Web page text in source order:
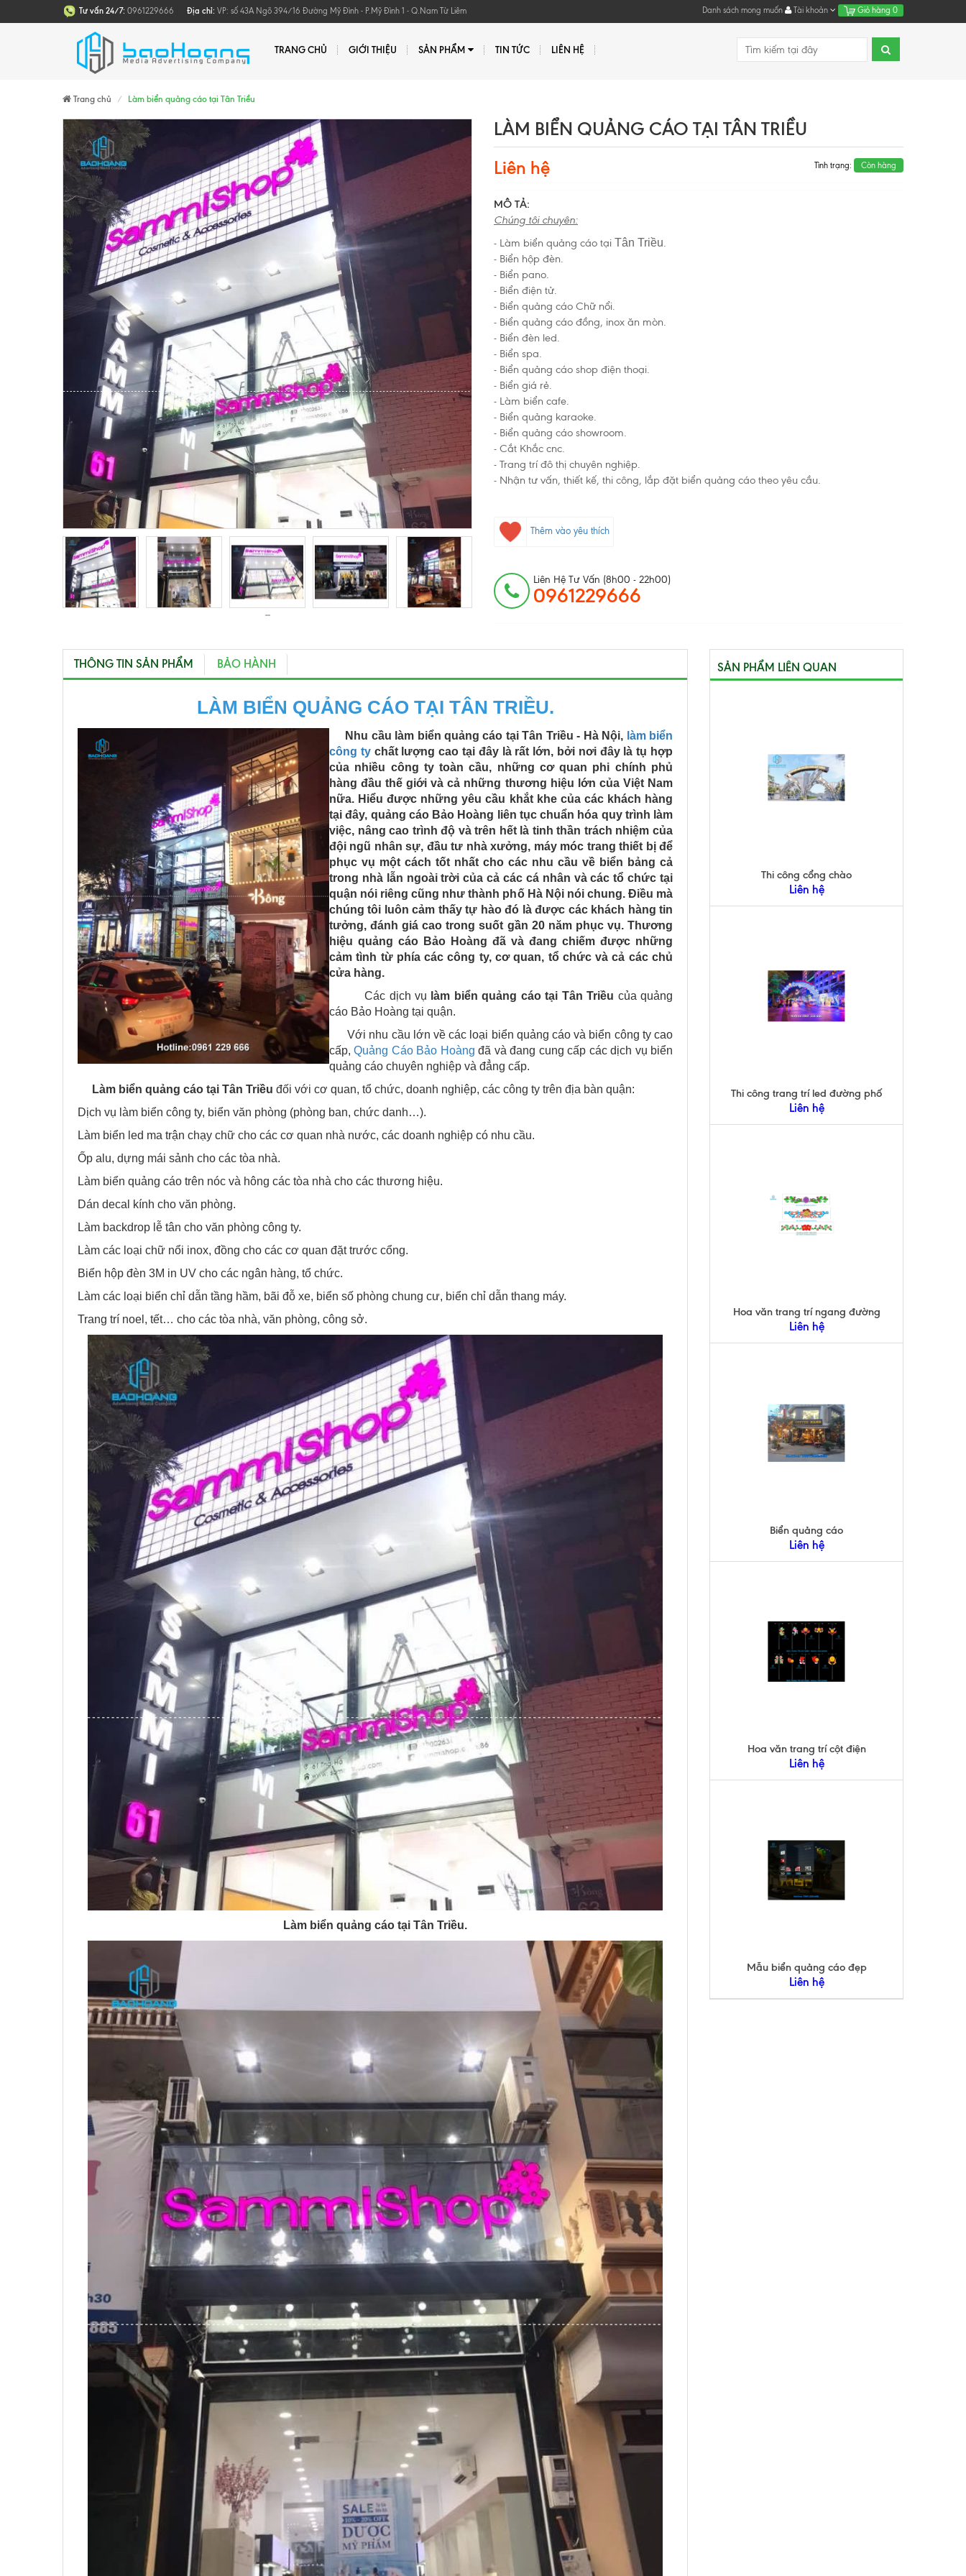
Tư vấn 24/7: 0961229666 Địa chỉ: VP: số 43A Ngõ 394/16 Đường Mỹ Đình - P.Mỹ Đình 1 - Q.Nam Từ Liêm Danh sách mong muốn Tài khoản Giỏ hàng 0
TRANG CHỦ GIỚI THIỆU SẢN PHẨM TIN TỨC LIÊN HỆ
Trang chủ Làm biển quảng cáo tại Tân Triều
LÀM BIỂN QUẢNG CÁO TẠI TÂN TRIỀU
Liên hệ
Tình trạng: Còn hàng
MÔ TẢ:
Chúng tôi chuyên:
- Làm biển quảng cáo tại Tân Triều.
- Biển hộp đèn.
- Biển pano.
- Biển điện tử.
- Biển quảng cáo Chữ nổi.
- Biển quảng cáo đồng, inox ăn mòn.
- Biển đèn led.
- Biển spa.
- Biển quảng cáo shop điện thoại.
- Biển giá rẻ.
- Làm biển cafe.
- Biển quảng karaoke.
- Biển quảng cáo showroom.
- Cắt Khắc cnc.
- Trang trí đô thị chuyên nghiệp.
- Nhận tư vấn, thiết kế, thi công, lắp đặt biển quảng cáo theo yêu cầu.
Thêm vào yêu thích
Liên Hệ Tư Vấn (8h00 - 22h00)
0961229666
THÔNG TIN SẢN PHẨM BẢO HÀNH
LÀM BIỂN QUẢNG CÁO TẠI TÂN TRIỀU.
Nhu cầu làm biển quảng cáo tại Tân Triều - Hà Nội, làm biển
công tychất lượng cao tại đây là rất lớn, bởi nơi đây là tụ hợp
của nhiều công ty toàn cầu, những cơ quan phi chính phủ
hàng đầu thế giới và cả những thương hiệu lớn của Việt Nam
nữa. Hiểu được những yêu cầu khắt khe của các khách hàng
tại đây, quảng cáo Bảo Hoàng liên tục chuẩn hóa quy trình làm
việc, nâng cao trình độ và trên hết là tinh thần trách nhiệm của
đội ngũ nhân sự, đầu tư nhà xưởng, máy móc trang thiết bị để
phục vụ một cách tốt nhất cho các nhu cầu về biển bảng cả
trong nhà lẫn ngoài trời của cả các cá nhân và các tổ chức tại
quận nói riêng cũng như thành phố Hà Nội nói chung.Điều mà
chúng tôi luôn cảm thấy tự hào đó là được các khách hàng tin
tưởng, đánh giá cao trong suốt gần 20 năm phục vụ. Thương
hiệu quảng cáo Bảo Hoàng đã và đang chiếm được những
cảm tình từ phía các công ty, cơ quan, tổ chức và cả các chủ
cửa hàng.
Các dịch vụ làm biển quảng cáo tại Tân Triều của quảng
cáo Bảo Hoàng tại quận.
Với nhu cầu lớn về các loại biển quảng cáo và biển công ty cao
cấp,Quảng Cáo Bảo Hoàng đã và đang cung cấp các dịch vụ biển
quảng cáo chuyên nghiệp và đẳng cấp.
Làm biển quảng cáo tại Tân Triều đối với cơ quan, tổ chức, doanh nghiệp, các công ty trên địa bàn quận:
Dịch vụ làm biển công ty, biển văn phòng (phòng ban, chức danh…).
Làm biển led ma trận chạy chữ cho các cơ quan nhà nước, các doanh nghiệp có nhu cầu.
Ốp alu, dựng mái sảnh cho các tòa nhà.
Làm biển quảng cáo trên nóc và hông các tòa nhà cho các thương hiệu.
Dán decal kính cho văn phòng.
Làm backdrop lễ tân cho văn phòng công ty.
Làm các loại chữ nổi inox, đồng cho các cơ quan đặt trước cổng.
Biển hộp đèn 3M in UV cho các ngân hàng, tổ chức.
Làm các loại biển chỉ dẫn tầng hầm, bãi đỗ xe, biển số phòng chung cư, biển chỉ dẫn thang máy.
Trang trí noel, tết… cho các tòa nhà, văn phòng, công sở.
Làm biển quảng cáo tại Tân Triều.
SẢN PHẨM LIÊN QUAN
Thi công cổng chào
Liên hệ
Thi công trang trí led đường phố
Liên hệ
Hoa văn trang trí ngang đường
Liên hệ
Biển quảng cáo
Liên hệ
Hoa văn trang trí cột điện
Liên hệ
Mẫu biển quảng cáo đẹp
Liên hệ